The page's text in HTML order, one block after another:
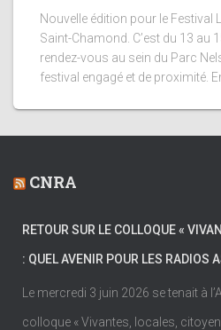
Nouvelle édition pour le Festival
Saint-Chamond. C’est du 13 au
rendez-vous au sein du Parc
festival engagé et de proximité.
CNRA
RETOUR SUR LE COLLOQUE «
: QUEL AVENIR POUR LES RADIOS
Le mercredi 3 juin 2026 se tenait à
colloque « Vivantes, locales,